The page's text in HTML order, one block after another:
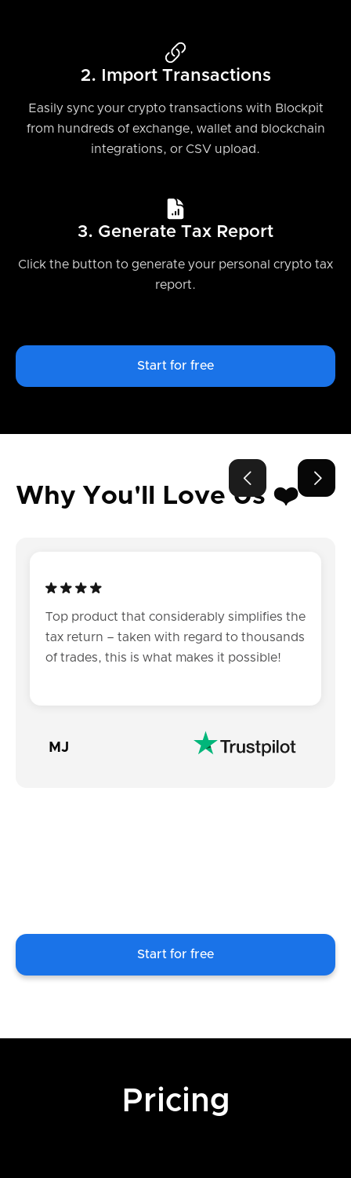
2. Import Transactions
Easily sync your crypto transactions with Blockpit
from hundreds of exchange, wallet and blockchain
integrations, or CSV upload.
3. Generate Tax Report
Click the button to generate your personal crypto tax
report.
Start for free
Why You'll Love Us ❤️
Top product that considerably simplifies the
tax return – taken with regard to thousands
of trades, this is what makes it possible!
MJ
 
Start for free
Pricing